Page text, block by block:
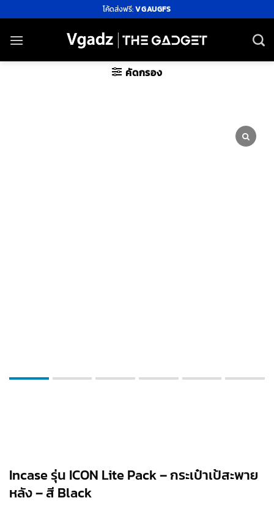
ไป
ยัง
โค้ดส่งฟรี:VGAUGFS
คัดกรอง
Incase รุ่น ICON Lite Pack – กระเป๋าเป้สะพาย
หลัง – สี Black